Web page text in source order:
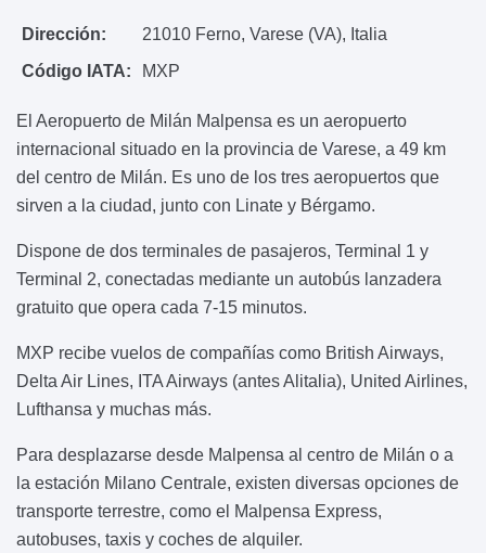
Dirección:
21010 Ferno, Varese (VA), Italia
Código IATA:
MXP
El Aeropuerto de Milán Malpensa es un aeropuerto
internacional situado en la provincia de Varese, a 49 km
del centro de Milán. Es uno de los tres aeropuertos que
sirven a la ciudad, junto con Linate y Bérgamo.
Dispone de dos terminales de pasajeros, Terminal 1 y
Terminal 2, conectadas mediante un autobús lanzadera
gratuito que opera cada 7-15 minutos.
MXP recibe vuelos de compañías como British Airways,
Delta Air Lines, ITA Airways (antes Alitalia), United Airlines,
Lufthansa y muchas más.
Para desplazarse desde Malpensa al centro de Milán o a
la estación Milano Centrale, existen diversas opciones de
transporte terrestre, como el Malpensa Express,
autobuses, taxis y coches de alquiler.